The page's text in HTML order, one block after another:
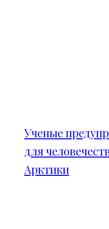
Ученые
для
Арктики